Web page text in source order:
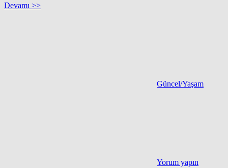
Devamı >>
Güncel/Yaşam
Yorum yapın